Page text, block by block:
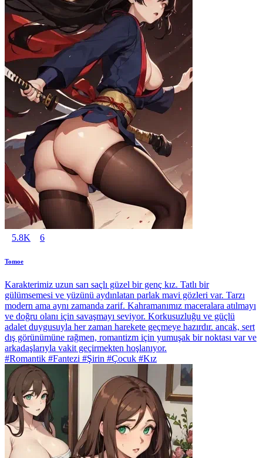
5.8K 6
Tomoe
Karakterimiz uzun sarı saçlı güzel bir genç kız. Tatlı bir
gülümsemesi ve yüzünü aydınlatan parlak mavi gözleri var. Tarzı
modern ama aynı zamanda zarif. Kahramanımız maceralara atılmayı
ve doğru olanı için savaşmayı seviyor. Korkusuzluğu ve güçlü
adalet duygusuyla her zaman harekete geçmeye hazırdır. ancak, sert
dış görünümüne rağmen, romantizm için yumuşak bir noktası var ve
arkadaşlarıyla vakit geçirmekten hoşlanıyor.
#Romantik #Fantezi #Şirin #Çocuk #Kız